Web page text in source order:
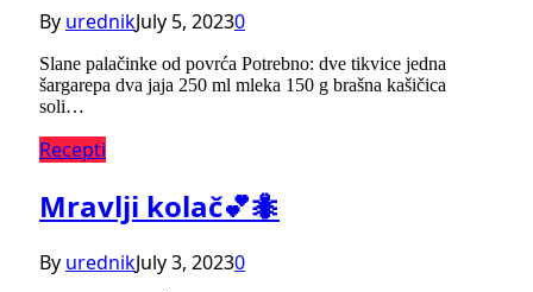
By urednikJuly 5, 20230
Slane palačinke od povrća Potrebno: dve tikvice jedna
šargarepa dva jaja 250 ml mleka 150 g brašna kašičica
soli…
Recepti
Mravlji kolač💕🐜
By urednikJuly 3, 20230